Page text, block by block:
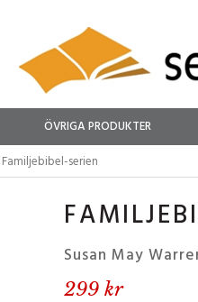
ÖVRIGA PRODUKTER
Familjebibel-serien
Susan May
299 kr